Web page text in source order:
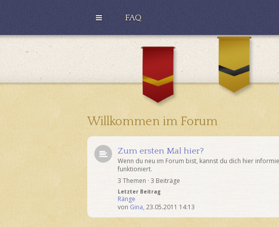
FAQ
G
ff
i
H
Willkommen im Forum
Zum ersten Mal hier?
Wenn du neu im Forum bist, kannst du dich hier
funktioniert.
3 Themen · 3 Beiträge
Letzter Beitrag
Ränge
von Gina, 23.05.2011 14:13